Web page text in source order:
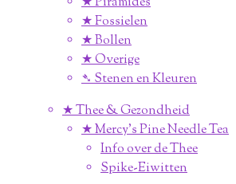
★ Fossielen
★ Bollen
★ Overige
➴ Stenen en Kleuren
★ Thee & Gezondheid
★ Mercy's Pine Needle Tea
Info over de Thee
Spike-Eiwitten